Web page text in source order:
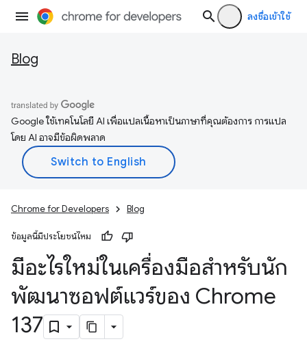
ลงชื่อเข้าใช้
Blog
Google ใช้เทคโนโลยี AI เพื่อแปลเนื้อหาเป็นภาษาที่คุณต้องการ การแปล
โดย AI อาจมีข้อผิดพลาด
Chrome for Developers Blog
ข้อมูลนี้มีประโยชน์ไหม
มีอะไรใหม่ในเครื่องมือสำหรับนัก
พัฒนาซอฟต์แวร์ของ Chrome
137